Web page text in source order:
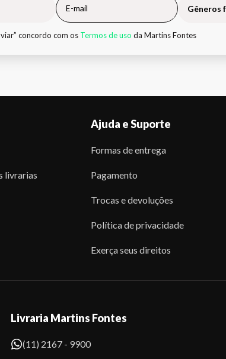
Gêneros
concordo com os Termos de uso da Martins Fontes
livrarias
Ajuda e Suporte
Formas de entrega
Pagamento
Trocas e devoluções
Política de privacidade
Exerça seus direitos
Livraria Martins Fontes
(11) 2167 - 9900